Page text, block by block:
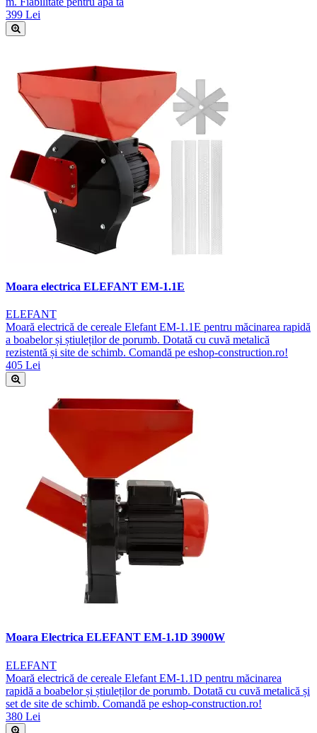
399 Lei
Moara electrica ELEFANT EM-1.1E
ELEFANT
Moară electrică de cereale Elefant EM-1.1E pentru măcinarea rapidă
a boabelor și știuleților de porumb. Dotată cu cuvă metalică
rezistentă și site de schimb. Comandă pe eshop-construction.ro!
405 Lei
Moara Electrica ELEFANT EM-1.1D 3900W
ELEFANT
Moară electrică de cereale Elefant EM-1.1D pentru măcinarea
rapidă a boabelor și știuleților de porumb. Dotată cu cuvă metalică și
set de site de schimb. Comandă pe eshop-construction.ro!
380 Lei